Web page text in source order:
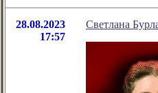
28.08.2023
17:57
Светлана